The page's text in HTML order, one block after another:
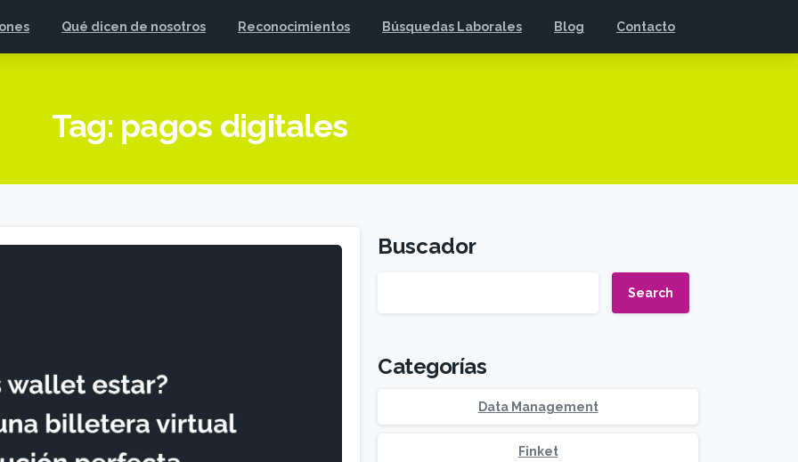
Qué dicen de nosotros Reconocimientos Búsquedas Laborales Blog Contacto
Tag: pagos digitales
Buscador
Search
Categorías
Data Management
Finket